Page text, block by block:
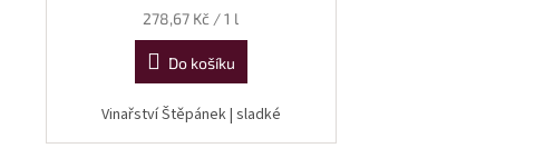
Měrná
cena:
278,67 Kč / 1 l
Do košíku
Vinařství Štěpánek | sladké